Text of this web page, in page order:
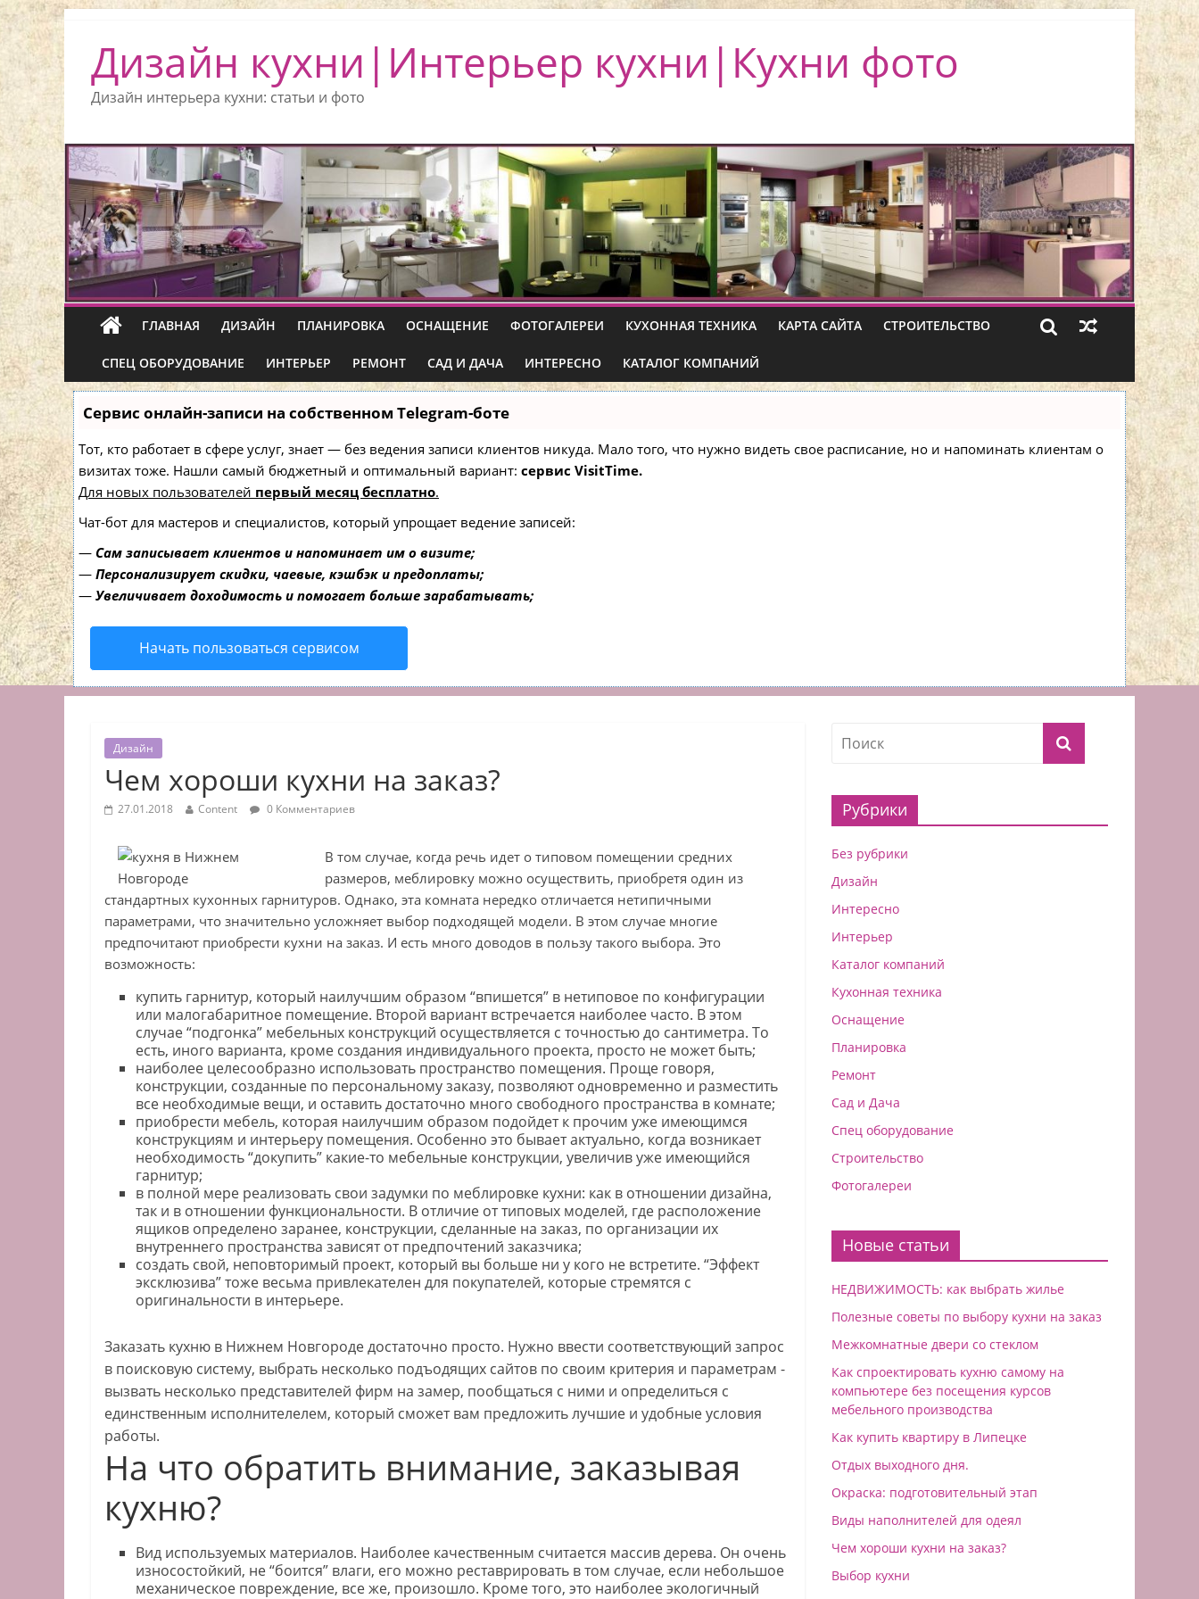
Дизайн кухни|Интерьер кухни|Кухни фото
Дизайн интерьера кухни: статьи и фото
ГЛАВНАЯ ДИЗАЙН ПЛАНИРОВКА ОСНАЩЕНИЕ ФОТОГАЛЕРЕИ КУХОННАЯ ТЕХНИКА КАРТА САЙТА СТРОИТЕЛЬСТВО
СПЕЦ ОБОРУДОВАНИЕ ИНТЕРЬЕР РЕМОНТ САД И ДАЧА ИНТЕРЕСНО КАТАЛОГ КОМПАНИЙ
Сервис онлайн-записи на собственном Telegram-боте
Тот, кто работает в сфере услуг, знает — без ведения записи клиентов никуда. Мало того, что нужно видеть свое расписание, но и напоминать клиентам о
визитах тоже. Нашли самый бюджетный и оптимальный вариант: сервис VisitTime.
Для новых пользователей первый месяц бесплатно.
Чат-бот для мастеров и специалистов, который упрощает ведение записей:
— Сам записывает клиентов и напоминает им о визите;
— Персонализирует скидки, чаевые, кэшбэк и предоплаты;
— Увеличивает доходимость и помогает больше зарабатывать;
Начать пользоваться сервисом
Дизайн
Чем хороши кухни на заказ?
27.01.2018 Content 0 Комментариев
В том случае, когда речь идет о типовом помещении средних
размеров, меблировку можно осуществить, приобретя один из
стандартных кухонных гарнитуров. Однако, эта комната нередко отличается нетипичными
параметрами, что значительно усложняет выбор подходящей модели. В этом случае многие
предпочитают приобрести кухни на заказ. И есть много доводов в пользу такого выбора. Это
возможность:
купить гарнитур, который наилучшим образом “впишется” в нетиповое по конфигурации
или малогабаритное помещение. Второй вариант встречается наиболее часто. В этом
случае “подгонка” мебельных конструкций осуществляется с точностью до сантиметра. То
есть, иного варианта, кроме создания индивидуального проекта, просто не может быть;
наиболее целесообразно использовать пространство помещения. Проще говоря,
конструкции, созданные по персональному заказу, позволяют одновременно и разместить
все необходимые вещи, и оставить достаточно много свободного пространства в комнате;
приобрести мебель, которая наилучшим образом подойдет к прочим уже имеющимся
конструкциям и интерьеру помещения. Особенно это бывает актуально, когда возникает
необходимость “докупить” какие-то мебельные конструкции, увеличив уже имеющийся
гарнитур;
в полной мере реализовать свои задумки по меблировке кухни: как в отношении дизайна,
так и в отношении функциональности. В отличие от типовых моделей, где расположение
ящиков определено заранее, конструкции, сделанные на заказ, по организации их
внутреннего пространства зависят от предпочтений заказчика;
создать свой, неповторимый проект, который вы больше ни у кого не встретите. “Эффект
эксклюзива” тоже весьма привлекателен для покупателей, которые стремятся с
оригинальности в интерьере.
Заказать кухню в Нижнем Новгороде достаточно просто. Нужно ввести соответствующий запрос
в поисковую систему, выбрать несколько подъодящих сайтов по своим критерия и параметрам -
вызвать несколько представителей фирм на замер, пообщаться с ними и определиться с
единственным исполнителелем, который сможет вам предложить лучшие и удобные условия
работы.
На что обратить внимание, заказывая
кухню?
Вид используемых материалов. Наиболее качественным считается массив дерева. Он очень
износостойкий, не “боится” влаги, его можно реставрировать в том случае, если небольшое
механическое повреждение, все же, произошло. Кроме того, это наиболее экологичный
Рубрики
Без рубрики
Дизайн
Интересно
Интерьер
Каталог компаний
Кухонная техника
Оснащение
Планировка
Ремонт
Сад и Дача
Спец оборудование
Строительство
Фотогалереи
Новые статьи
НЕДВИЖИМОСТЬ: как выбрать жилье
Полезные советы по выбору кухни на заказ
Межкомнатные двери со стеклом
Как спроектировать кухню самому на
компьютере без посещения курсов
мебельного производства
Как купить квартиру в Липeцкe
Отдых выходного дня.
Окраска: подготовительный этап
Виды наполнителей для одеял
Чем хороши кухни на заказ?
Выбор кухни